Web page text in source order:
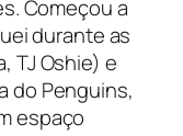
Começou a
durante as
TJ Oshie) e
do Penguins,
espaço